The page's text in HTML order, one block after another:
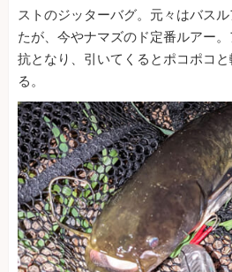
ストのジッターバグ。元々はバス
たが、今やナマズのド定番ルアー
抗となり、引いてくるとポコポコ
る。